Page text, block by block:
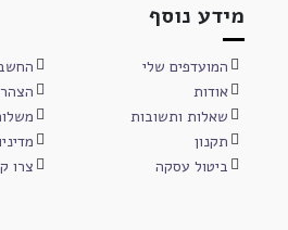
מידע נוסף
המועדפים שלי
אודות
שאלות ותשובות
תקנון
ביטול עסקה
צרו